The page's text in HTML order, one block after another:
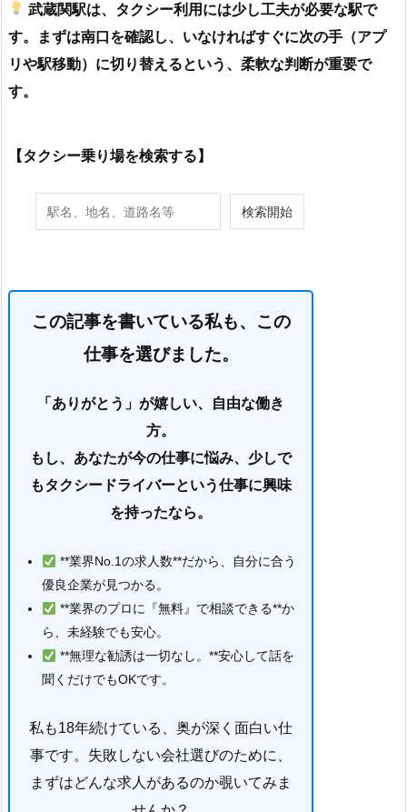
武蔵関駅は、タクシー利用には少し工夫が必要な駅で
す。まずは南口を確認し、いなければすぐに次の手（アプ
リや駅移動）に切り替えるという、柔軟な判断が重要で
す。
【タクシー乗り場を検索する】
この記事を書いている私も、この
仕事を選びました。
「ありがとう」が嬉しい、自由な働き
方。
もし、あなたが今の仕事に悩み、少しで
もタクシードライバーという仕事に興味
を持ったなら。
**業界No.1の求人数**だから、自分に合う
優良企業が見つかる。
**業界のプロに『無料』で相談できる**か
ら、未経験でも安心。
**無理な勧誘は一切なし。**安心して話を
聞くだけでもOKです。
私も18年続けている、奥が深く面白い仕
事です。失敗しない会社選びのために、
まずはどんな求人があるのか覗いてみま